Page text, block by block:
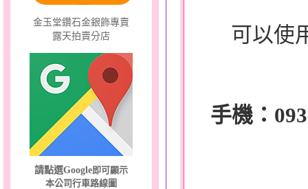
金玉堂鑽石金銀飾專賣
露天拍賣分店
請點選Google即可顯示
本公司行車路線圖
可以使
手機：